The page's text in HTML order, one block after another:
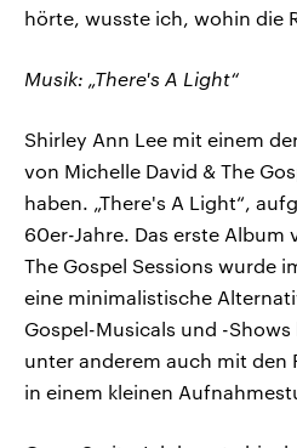
hörte, wusste ich, wohin die
Musik: „There's A Light“
Shirley Ann Lee mit einem
von Michelle David & The
haben. „There's A Light“,
60er-Jahre. Das erste Album
The Gospel Sessions wurde
eine minimalistische
Gospel-Musicals und -
unter anderem auch mit den
in einem kleinen